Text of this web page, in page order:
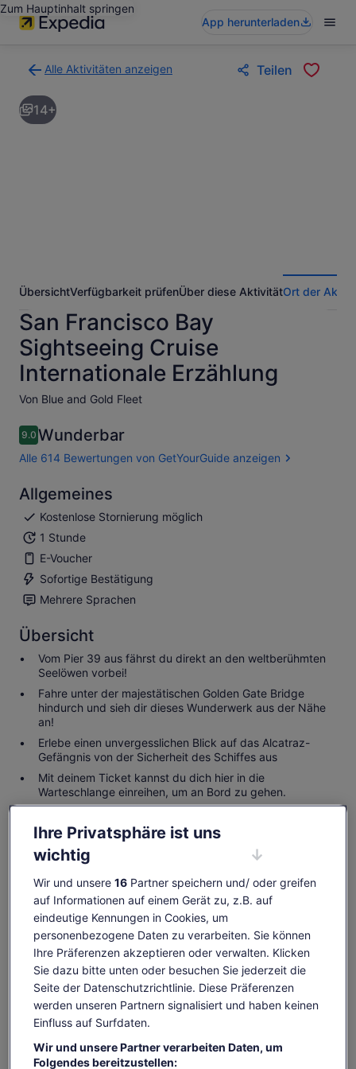
Zum Hauptinhalt springen
App herunterladen
Alle Aktivitäten anzeigen
zur
Ergebnisseite
für
Teilen
14+
ÜbersichtVerfügbarkeit prüfenÜber diese AktivitätOrt der
San Francisco Bay
Sightseeing Cruise
Internationale Erzählung
Von Blue and Gold Fleet
9.09.0 von 10
Wunderbar
Alle 614 Bewertungen von GetYourGuide anzeigen
Allgemeines
Kostenlose Stornierung möglich
1 Stunde
E-Voucher
Sofortige Bestätigung
Mehrere Sprachen
Übersicht
Vom Pier 39 aus fährst du direkt an den weltberühmten
Seelöwen vorbei!
Fahre unter der majestätischen Golden Gate Bridge
hindurch und sieh dir dieses Wunderwerk aus der Nähe
an!
Erlebe einen unvergesslichen Blick auf das Alcatraz-
Gefängnis von der Sicherheit des Schiffes aus
Mit deinem Ticket kannst du dich hier in die
Warteschlange einreihen, um an Bord zu gehen.
Verfügbarkeit prüfen
Daten
Fr., 7. Aug.–Fr., 21. Aug.
Reisende
1 Jugendlicher
Fr., 7. Aug.
34 €
Sa., 8. Aug.
34 €
So., 9. Aug.
34 €
Mo., 10. Aug.
34 €
Der
Einige Inhalte dieser Seite wurden möglicherweise
maschinell übersetzt
Ihre Privatsphäre ist uns
wichtig
Wir und unsere 16Partner speichern und/ oder greifen
auf Informationen auf einem Gerät zu, z.B. auf
eindeutige Kennungen in Cookies, um
personenbezogene Daten zu verarbeiten. Sie können
Ihre Präferenzen akzeptieren oder verwalten. Klicken
Sie dazu bitte unten oder besuchen Sie jederzeit die
Seite der Datenschutzrichtlinie. Diese Präferenzen
werden unseren Partnern signalisiert und haben keinen
Einfluss auf Surfdaten.
Wir und unsere Partner verarbeiten Daten, um
Folgendes bereitzustellen: